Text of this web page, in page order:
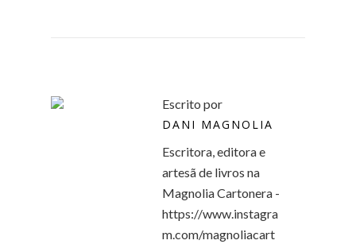
Escrito por
DANI MAGNOLIA
Escritora, editora e
artesã de livros na
Magnolia Cartonera -
https://www.instagra
m.com/magnoliacart